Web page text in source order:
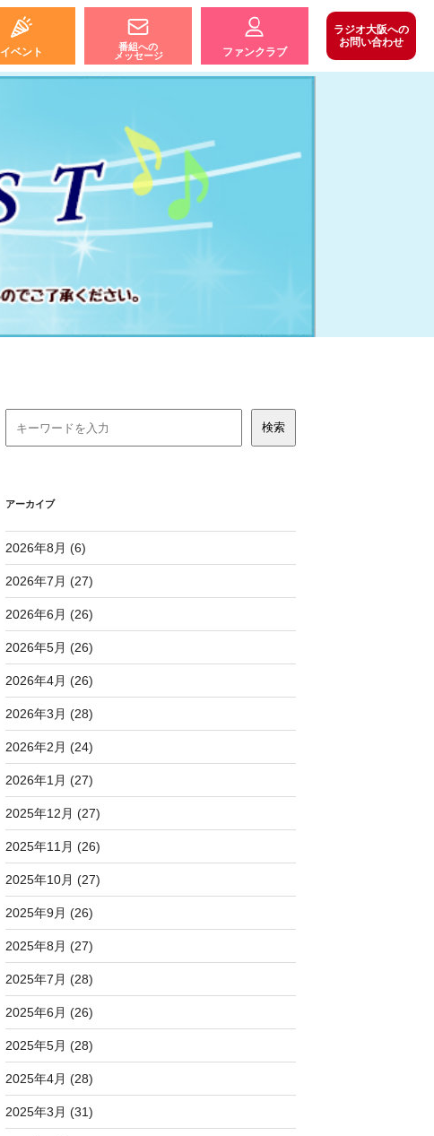
イベント
番組への
メッセージ
ファンクラブ
ラジオ大阪への
お問い合わせ
アーカイブ
2026年8月 (6)
2026年7月 (27)
2026年6月 (26)
2026年5月 (26)
2026年4月 (26)
2026年3月 (28)
2026年2月 (24)
2026年1月 (27)
2025年12月 (27)
2025年11月 (26)
2025年10月 (27)
2025年9月 (26)
2025年8月 (27)
2025年7月 (28)
2025年6月 (26)
2025年5月 (28)
2025年4月 (28)
2025年3月 (31)